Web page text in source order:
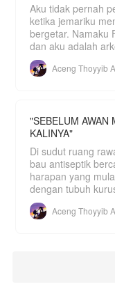
Aku tidak pernah
ketika jemariku
bergetar. Namaku Fariz. Usiaku tiga puluh lima tahun,
dan aku adalah
"SEBELUM AWAN
KALINYA"
Di sudut ruang
bau antiseptik
harapan yang
dengan tubuh